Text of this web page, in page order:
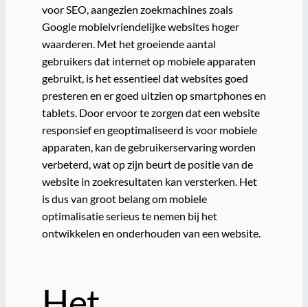
voor SEO, aangezien zoekmachines zoals
Google mobielvriendelijke websites hoger
waarderen. Met het groeiende aantal
gebruikers dat internet op mobiele apparaten
gebruikt, is het essentieel dat websites goed
presteren en er goed uitzien op smartphones en
tablets. Door ervoor te zorgen dat een website
responsief en geoptimaliseerd is voor mobiele
apparaten, kan de gebruikerservaring worden
verbeterd, wat op zijn beurt de positie van de
website in zoekresultaten kan versterken. Het
is dus van groot belang om mobiele
optimalisatie serieus te nemen bij het
ontwikkelen en onderhouden van een website.